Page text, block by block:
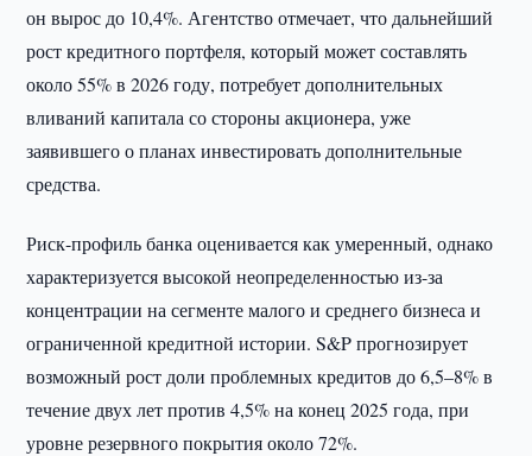
он вырос до 10,4%. Агентство отмечает, что дальнейший
рост кредитного портфеля, который может составлять
около 55% в 2026 году, потребует дополнительных
вливаний капитала со стороны акционера, уже
заявившего о планах инвестировать дополнительные
средства.
Риск-профиль банка оценивается как умеренный, однако
характеризуется высокой неопределенностью из-за
концентрации на сегменте малого и среднего бизнеса и
ограниченной кредитной истории. S&P прогнозирует
возможный рост доли проблемных кредитов до 6,5–8% в
течение двух лет против 4,5% на конец 2025 года, при
уровне резервного покрытия около 72%.